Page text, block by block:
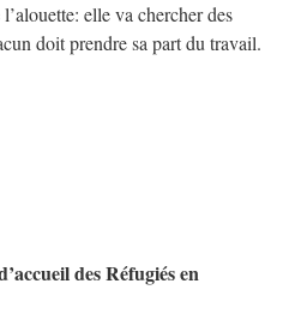
elle va chercher des
doit prendre sa part du travail.
des Réfugiés en